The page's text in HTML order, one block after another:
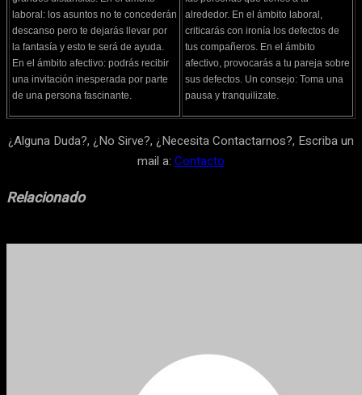
laboral: los asuntos no te concederán
descanso pero te dejarás llevar por
la fantasía y esto te será de ayuda.
En el ámbito afectivo: podrás recibir
una invitación inesperada por parte
de una persona fascinante.
alrededor. En el ámbito laboral,
criticarás con ironía los defectos de
tus compañeros. En el ámbito
afectivo, provocarás a tu pareja sobre
sus defectos. Un consejo: Toma una
pausa y tranquilizate.
¿Alguna Duda?, ¿No Sirve?, ¿Necesita Contactarnos?, Escriba un
mail a: Contacto
Relacionado